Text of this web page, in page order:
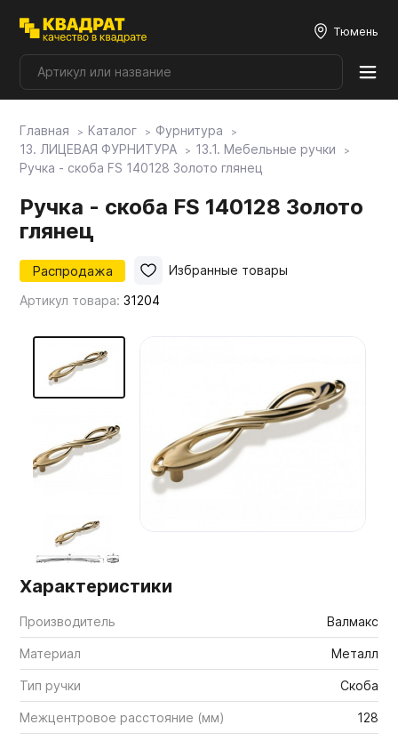
Тюмень
Плитные материалы
Мой ЭГГЕР
Фасады
Мебельные образцы, каталоги
Главная Каталог
Фурнитура
13. ЛИЦЕВАЯ ФУРНИТУРА
13.1. Мебельные ручки
Ручка - скоба FS 140128 Золото глянец
Ручка - скоба FS 140128 Золото
глянец
Распродажа
Артикул товара:31204
Избранные товары
Характеристики
Производитель Валмакс
Материал Металл
Тип ручки Скоба
Межцентровое расстояние (мм) 128